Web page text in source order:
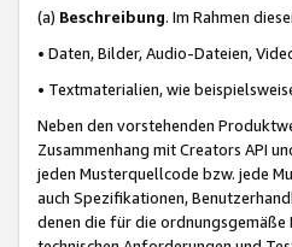
(a) Beschreibung. Im Rahmen
• Daten, Bilder, Audio-Dateien,
• Textmaterialien, wie
Neben den vorstehenden
Zusammenhang mit Creators API
jeden Musterquellcode bzw. jede
auch Spezifikationen,
denen die für die ordnungsgemäße